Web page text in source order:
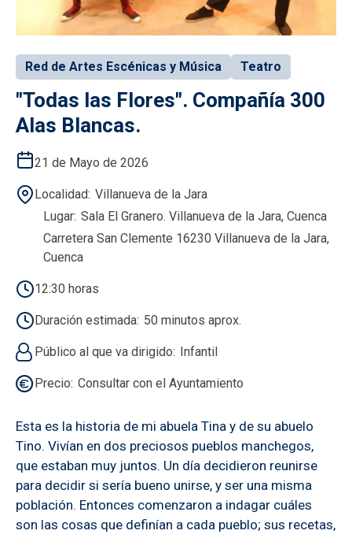
Red de Artes Escénicas y Música Teatro
"Todas las Flores". Compañía 300
Alas Blancas.
21 de Mayo de 2026
Localidad Villanueva de la Jara
Lugar Sala El Granero. Villanueva de la Jara, Cuenca
Carretera San Clemente 16230 Villanueva de la Jara,
Cuenca
12:30 horas
Duración estimada 50 minutos aprox.
Público al que va dirigido Infantil
Precio Consultar con el Ayuntamiento
Esta es la historia de mi abuela Tina y de su abuelo
Tino. Vivían en dos preciosos pueblos manchegos,
que estaban muy juntos. Un día decidieron reunirse
para decidir si sería bueno unirse, y ser una misma
población. Entonces comenzaron a indagar cuáles
son las cosas que definían a cada pueblo; sus recetas,